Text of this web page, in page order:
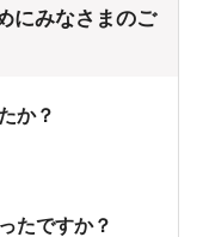
にみなさまのご
か？
たですか？